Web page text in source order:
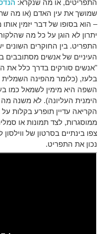
התפריטים, או מה שנקרא:
שמושך את עין האדם (או מה
– הוא בסופו של דבר יזמין
יתרון לא הוגן על כל מה
התפריט. בין החוקרים השונים
העיניים של אנשים מסתובבים
השפה היא מימין לשמאל כמו
הימנית העליונה). לא משנה
הקריאה עדיין תופרע בקלות על
ממוסגרות, לצד תמונות או
נכון את התפריט.